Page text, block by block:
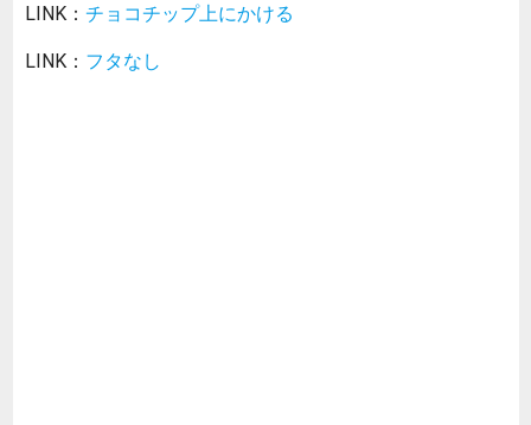
LINK： チョコチップ上にかける
LINK： フタなし